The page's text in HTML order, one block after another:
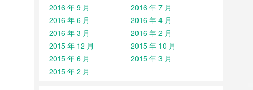
2016 年 9 月
2016 年 7 月
2016 年 6 月
2016 年 4 月
2016 年 3 月
2016 年 2 月
2015 年 12 月
2015 年 10 月
2015 年 6 月
2015 年 3 月
2015 年 2 月